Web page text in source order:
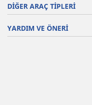
DİĞER ARAÇ TİPLERİ
YARDIM VE ÖNERİ